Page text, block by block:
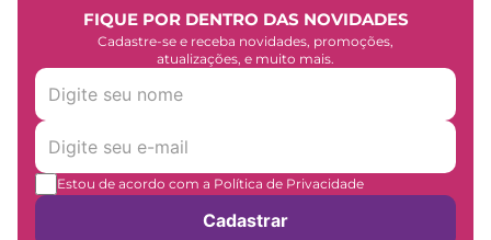
FIQUE POR DENTRO DAS NOVIDADES
Cadastre-se e receba novidades, promoções,
atualizações, e muito mais.
Estou de acordo com a Política de Privacidade
Cadastrar